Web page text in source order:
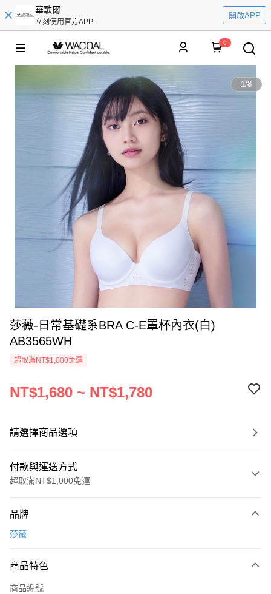
華歌爾
立刻使用官方APP
開啟APP
0
1/8
莎薇-日常基礎系BRA C-E罩杯內衣(白)
AB3565WH
超取滿NT$1,000免運
NT$1,680 ~ NT$1,780
請選擇商品選項
付款與運送方式
超取滿NT$1,000免運
信用卡一次付款
LINE Pay
街口支付
品牌
莎薇
商品特色
商品編號